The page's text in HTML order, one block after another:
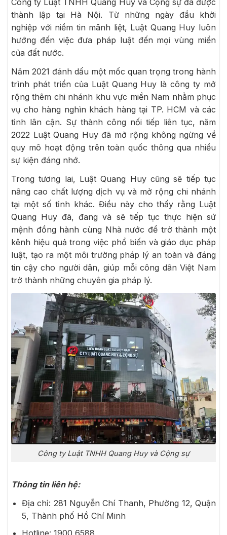
thành lập tại Hà Nội. Từ những ngày đầu khởi
nghiệp với niềm tin mãnh liệt, Luật Quang Huy luôn
hướng đến việc đưa pháp luật đến mọi vùng miền
của đất nước.
Năm 2021 đánh dấu một mốc quan trọng trong hành
trình phát triển của Luật Quang Huy là công ty mở
rộng thêm chi nhánh khu vực miền Nam nhằm phục
vụ cho hàng nghìn khách hàng tại TP. HCM và các
tỉnh lân cận. Sự thành công nối tiếp liên tục, năm
2022 Luật Quang Huy đã mở rộng không ngừng về
quy mô hoạt động trên toàn quốc thông qua nhiều
sự kiện đáng nhớ.
Trong tương lai, Luật Quang Huy cũng sẽ tiếp tục
nâng cao chất lượng dịch vụ và mở rộng chi nhánh
tại một số tỉnh khác. Điều này cho thấy rằng Luật
Quang Huy đã, đang và sẽ tiếp tục thực hiện sứ
mệnh đồng hành cùng Nhà nước để trở thành một
kênh hiệu quả trong việc phổ biến và giáo dục pháp
luật, tạo ra một môi trường pháp lý an toàn và đáng
tin cậy cho người dân, giúp mỗi công dân Việt Nam
trở thành những chuyên gia pháp lý.
Công ty Luật TNHH Quang Huy và Cộng sự
Thông tin liên hệ:
Địa chỉ: 281 Nguyễn Chí Thanh, Phường 12, Quận
5, Thành phố Hồ Chí Minh